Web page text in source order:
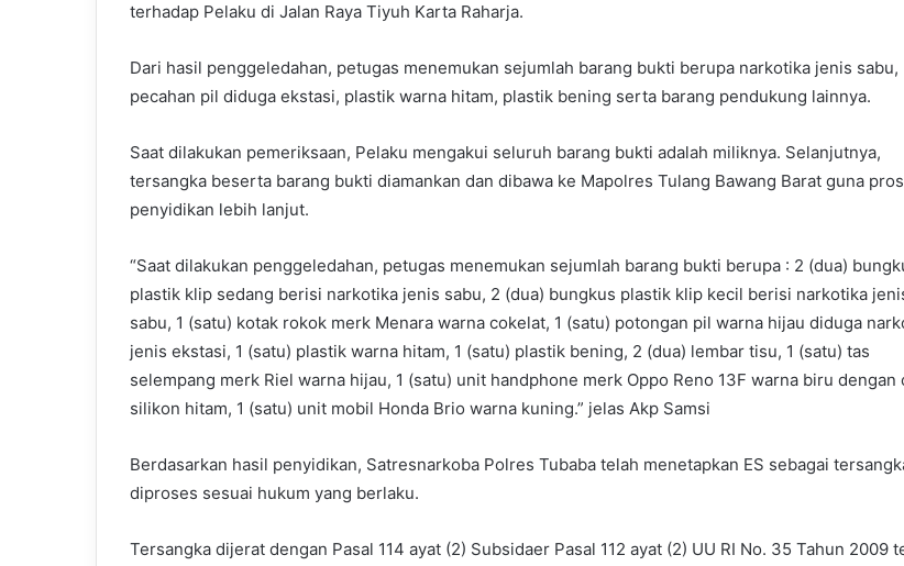
terhadap Pelaku di Jalan Raya Tiyuh Karta Raharja.
Dari hasil penggeledahan, petugas menemukan sejumlah barang bukti berupa narkotika jenis sabu,
pecahan pil diduga ekstasi, plastik warna hitam, plastik bening serta barang pendukung lainnya.
Saat dilakukan pemeriksaan, Pelaku mengakui seluruh barang bukti adalah miliknya. Selanjutnya,
tersangka beserta barang bukti diamankan dan dibawa ke Mapolres Tulang Bawang Barat guna
penyidikan lebih lanjut.
“Saat dilakukan penggeledahan, petugas menemukan sejumlah barang bukti berupa : 2 (dua)
plastik klip sedang berisi narkotika jenis sabu, 2 (dua) bungkus plastik klip kecil berisi narkotika
sabu, 1 (satu) kotak rokok merk Menara warna cokelat, 1 (satu) potongan pil warna hijau diduga
jenis ekstasi, 1 (satu) plastik warna hitam, 1 (satu) plastik bening, 2 (dua) lembar tisu, 1 (satu) tas
selempang merk Riel warna hijau, 1 (satu) unit handphone merk Oppo Reno 13F warna biru dengan
silikon hitam, 1 (satu) unit mobil Honda Brio warna kuning.” jelas Akp Samsi
Berdasarkan hasil penyidikan, Satresnarkoba Polres Tubaba telah menetapkan ES sebagai
diproses sesuai hukum yang berlaku.
Tersangka dijerat dengan Pasal 114 ayat (2) Subsidaer Pasal 112 ayat (2) UU RI No. 35 Tahun 2009